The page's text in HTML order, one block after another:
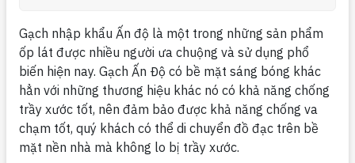
Gạch nhập khẩu Ấn độ là một trong những sản phẩm
ốp lát được nhiều người ưa chuộng và sử dụng phổ
biến hiện nay. Gạch Ấn Độ có bề mặt sáng bóng khác
hẳn với những thương hiệu khác nó có khả năng chống
trầy xước tốt, nên đảm bảo được khả năng chống va
chạm tốt, quý khách có thể di chuyển đồ đạc trên bề
mặt nền nhà mà không lo bị trầy xước.